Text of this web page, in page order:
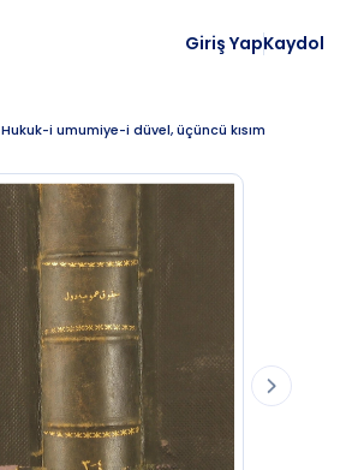
Giriş YapKaydol
Hukuk-i umumiye-i düvel, üçüncü kısım